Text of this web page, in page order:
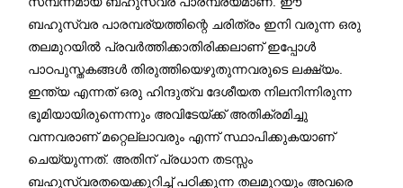
ബഹുസ്വര പാരമ്പര്യത്തിന്റെ ചരിത്രം ഇനി വരുന്ന ഒരു
തലമുറയിൽ പ്രവർത്തിക്കാതിരിക്കലാണ് ഇപ്പോൾ
പാഠപുസ്തകങ്ങൾ തിരുത്തിയെഴുതുന്നവരുടെ ലക്ഷ്യം.
ഇന്ത്യ എന്നത് ഒരു ഹിന്ദുത്വ ദേശീയത നിലനിന്നിരുന്ന
ഭൂമിയായിരുന്നെന്നും അവിടേയ്ക്ക് അതിക്രമിച്ചു
വന്നവരാണ് മറ്റെല്ലാവരും എന്ന് സ്ഥാപിക്കുകയാണ്
ചെയ്യുന്നത്. അതിന് പ്രധാന തടസ്സം
ബഹുസ്വരതയെക്കുറിച്ച് പഠിക്കുന്ന തലമുറയും അവരെ